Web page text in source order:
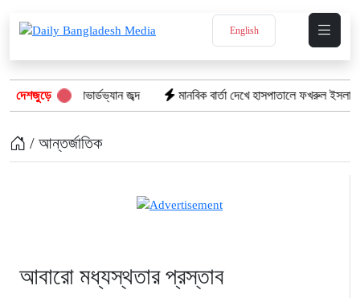
English
দেশজুড়ে
দুই কাভার্ডভ্যান জব্দ মানবিক বার্তা দেখে হাসপাতালে ফখরুল ইসলাম খান
/ আন্তর্জাতিক
আবারো মধ্যস্থতার প্রস্তাব